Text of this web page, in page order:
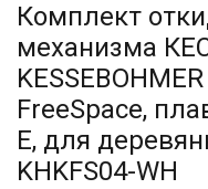
Комплект
механизма
FreeSpace,
E, для
KHKFS04-WH